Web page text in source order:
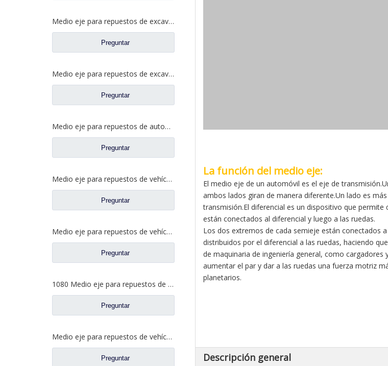
Medio eje para repuestos de excavadora de ruedas L=880mm
Preguntar
Medio eje para repuestos de excavadora de ruedas L=81mm
Preguntar
Medio eje para repuestos de automóviles mineros Howo L=1310 mm 40 dientes
Preguntar
Medio eje para repuestos de vehículos agrícolas EQ1080
Preguntar
Medio eje para repuestos de vehículos agrícolas CD1080-1
Preguntar
1080 Medio eje para repuestos de vehículos agrícolas CD1080-1
Preguntar
Medio eje para repuestos de vehículos agrícolas HG1050B 19 dientes L=870MM
Preguntar
La función del medio eje:
El medio eje de un automóvil es el eje de
ambos lados giran de manera diferente.Un lado es
transmisión.El diferencial es un dispositivo que
están conectados al diferencial y luego a las ruedas.
Los dos extremos de cada semieje están conectados
distribuidos por el diferencial a las ruedas, haciendo
de maquinaria de ingeniería general, como
aumentar el par y dar a las ruedas una fuerza motriz
planetarios.
Descripción general